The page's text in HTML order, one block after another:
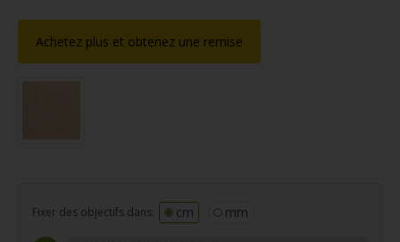
Achetez plus et obtenez une remise
Fixer des objectifs dans: cm mm